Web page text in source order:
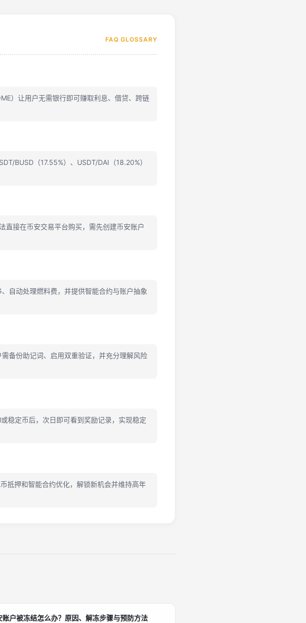
FAQ GLOSSARY
）让用户无需银行即可赚取利息、借贷、跨链
BUSD（17.55%）、USDT/DAI（18.20%）
直接在币安交易平台购买，需先创建币安账户
自动处理燃料费，并提供智能合约与账户抽象
备份助记词、启用双重验证，并充分理解风险
稳定币后，次日即可看到奖励记录，实现稳定
抵押和智能合约优化，解锁新机会并维持高年
账户被冻结怎么办？原因、解冻步骤与预防方法